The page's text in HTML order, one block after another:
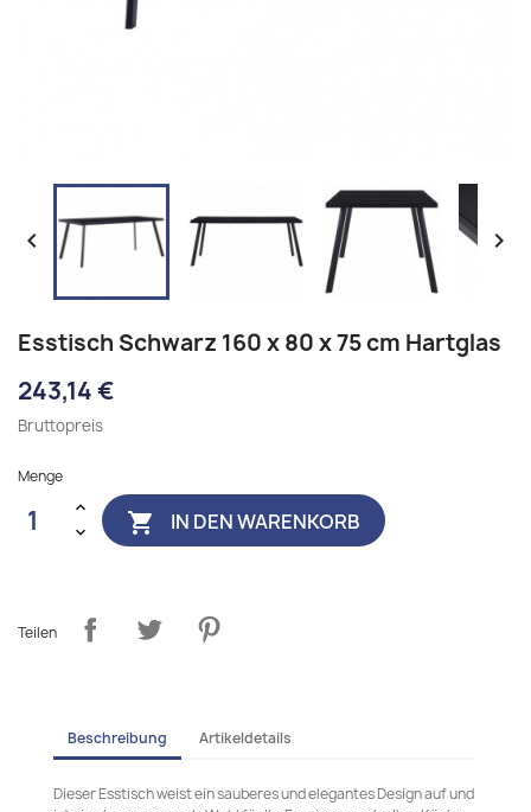
 
Esstisch Schwarz 160 x 80 x 75 cm Hartglas
243,14 €
Bruttopreis
Menge
 IN DEN WARENKORB
Teilen
Beschreibung Artikeldetails
Dieser Esstisch weist ein sauberes und elegantes Design auf und